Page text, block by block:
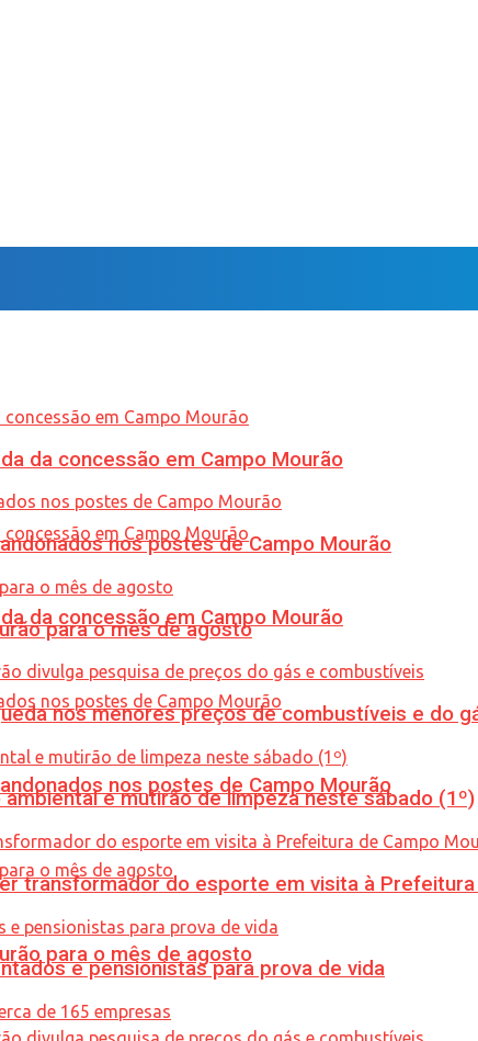
da concessão em Campo Mourão
nos postes de Campo Mourão
para o mês de agosto
da concessão em Campo Mourão
nos postes de Campo Mourão
para o mês de agosto
nos menores preços de combustíveis e do
e mutirão de limpeza neste sábado (1º)
transformador do esporte em visita à
e pensionistas para prova de vida